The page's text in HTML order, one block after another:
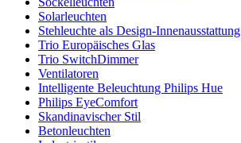
Solarleuchten
Stehleuchte als Design-Innenausstattung
Trio Europäisches Glas
Trio SwitchDimmer
Ventilatoren
Intelligente Beleuchtung Philips Hue
Philips EyeComfort
Skandinavischer Stil
Betonleuchten